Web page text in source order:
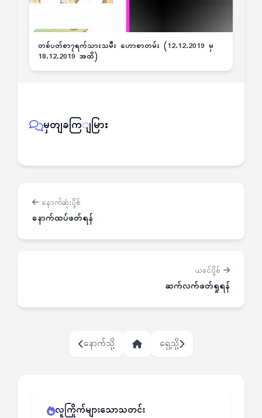
တစ်ပတ်စာ၇ရက်သားသမီး ဟောစာတမ်း (12.12.2019 မှ
18.12.2019 အထိ)
မှတျခကြျမြား
နောက်ဆုံးပို့စ်
နောက်ထပ်ဖတ်ရန်
ယခင်ပို့စ်
ဆက်လက်ဖတ်ရှုရန်
နောက်သို့ ရှေ့သို့
လူကြိုက်များသောသတင်း